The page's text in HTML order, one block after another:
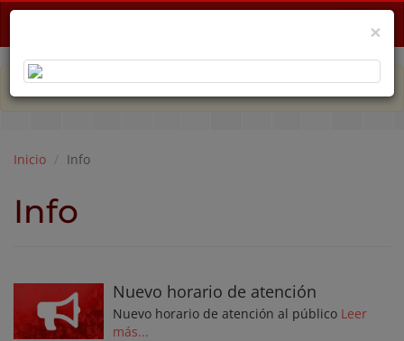
Menu
PLAN DE EMERGENCIA POR CRISIS ECONÓMICA
Inicio Info
Info
Nuevo horario de atención
Nuevo horario de atención al público Leer
más...
×